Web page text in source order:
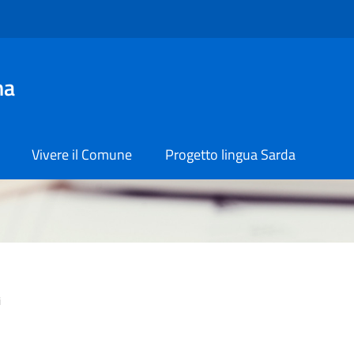
Vivere il Comune Progetto lingua Sarda